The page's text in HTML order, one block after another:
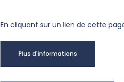
En cliquant sur un lien de cette
Plus d'informations